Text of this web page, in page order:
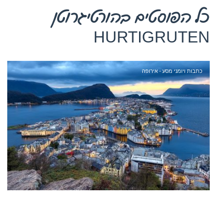
כל הפוסטים בהורטיגרוטן
HURTIGRUTEN
כתבות ויומני מסע - אירופה